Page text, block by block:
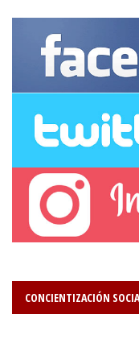
CONCIENTIZACIÓN